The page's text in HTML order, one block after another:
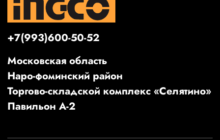
+7(993)600-50-52
Московская область
Наро-фоминский район
Торгово-складской комплекс «Селятино»
Павильон А-2